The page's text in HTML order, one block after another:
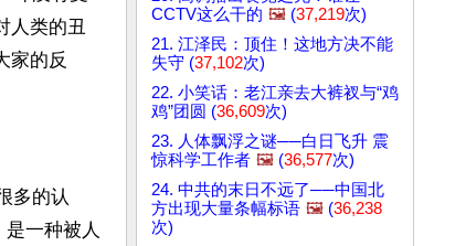
人类的丑
家的反
多的认
一种被人
CCTV这么干的 🖼️ (37,219次)
21. 江泽民：顶住！这地方决不能
失守 (37,102次)
22. 小笑话：老江亲去大裤衩与“鸡
鸡”团圆 (36,609次)
23. 人体飘浮之谜──白日飞升 震
惊科学工作者 🖼️ (36,577次)
24. 中共的末日不远了──中国北
方出现大量条幅标语 🖼️ (36,238
次)